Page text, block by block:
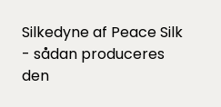
Silkedyne af Peace Silk
- sådan produceres
den